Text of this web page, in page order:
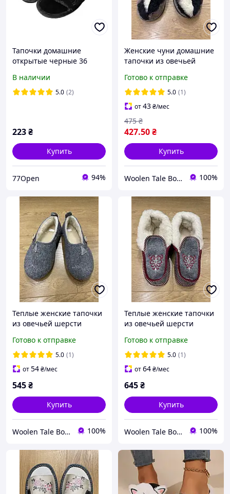
Тапочки домашние
открытые черные 36
В наличии
5.0 (2)
223₴
Купить
77Open 94%
Женские чуни домашние
тапочки из овечьей
Готово к отправке
5.0 (1)
от43₴/мес
427.50₴
475 ₴
Купить
Woolen Tale Boutique 100%
Теплые женские тапочки
из овечьей шерсти
Готово к отправке
5.0 (1)
от54₴/мес
545₴
Купить
Woolen Tale Boutique 100%
Теплые женские тапочки
из овечьей шерсти
Готово к отправке
5.0 (1)
от64₴/мес
645₴
Купить
Woolen Tale Boutique 100%